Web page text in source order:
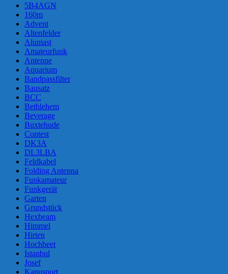
!
5B4AGN
160m
Advent
Altenfelder
Alumast
Amateurfunk
Antenne
Aquarium
Bandpassfilter
Bausatz
BCC
Bethlehem
Beverage
Buxtehude
Contest
DK3A
DL3LBA
Feldkabel
Folding Antenna
Funkamateur
Funkgerät
Garten
Grundstück
Hexbeam
Himmel
Hirten
Hochbeet
Istanbul
Josef
Kanusport